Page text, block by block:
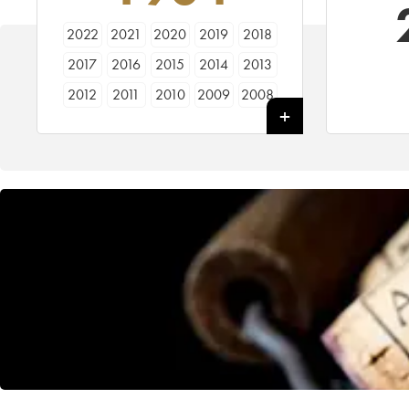
2022 2021 2020 2019
2018
2017
2016 2015 2014
2013
2012
2011 2010 2009
2008
1997
1996 1995 1994
1993
1989
1988
1984
1983
1980 1979
1978
1973
1969
1967
1962
1961
1960
1959 1958 1957
1956